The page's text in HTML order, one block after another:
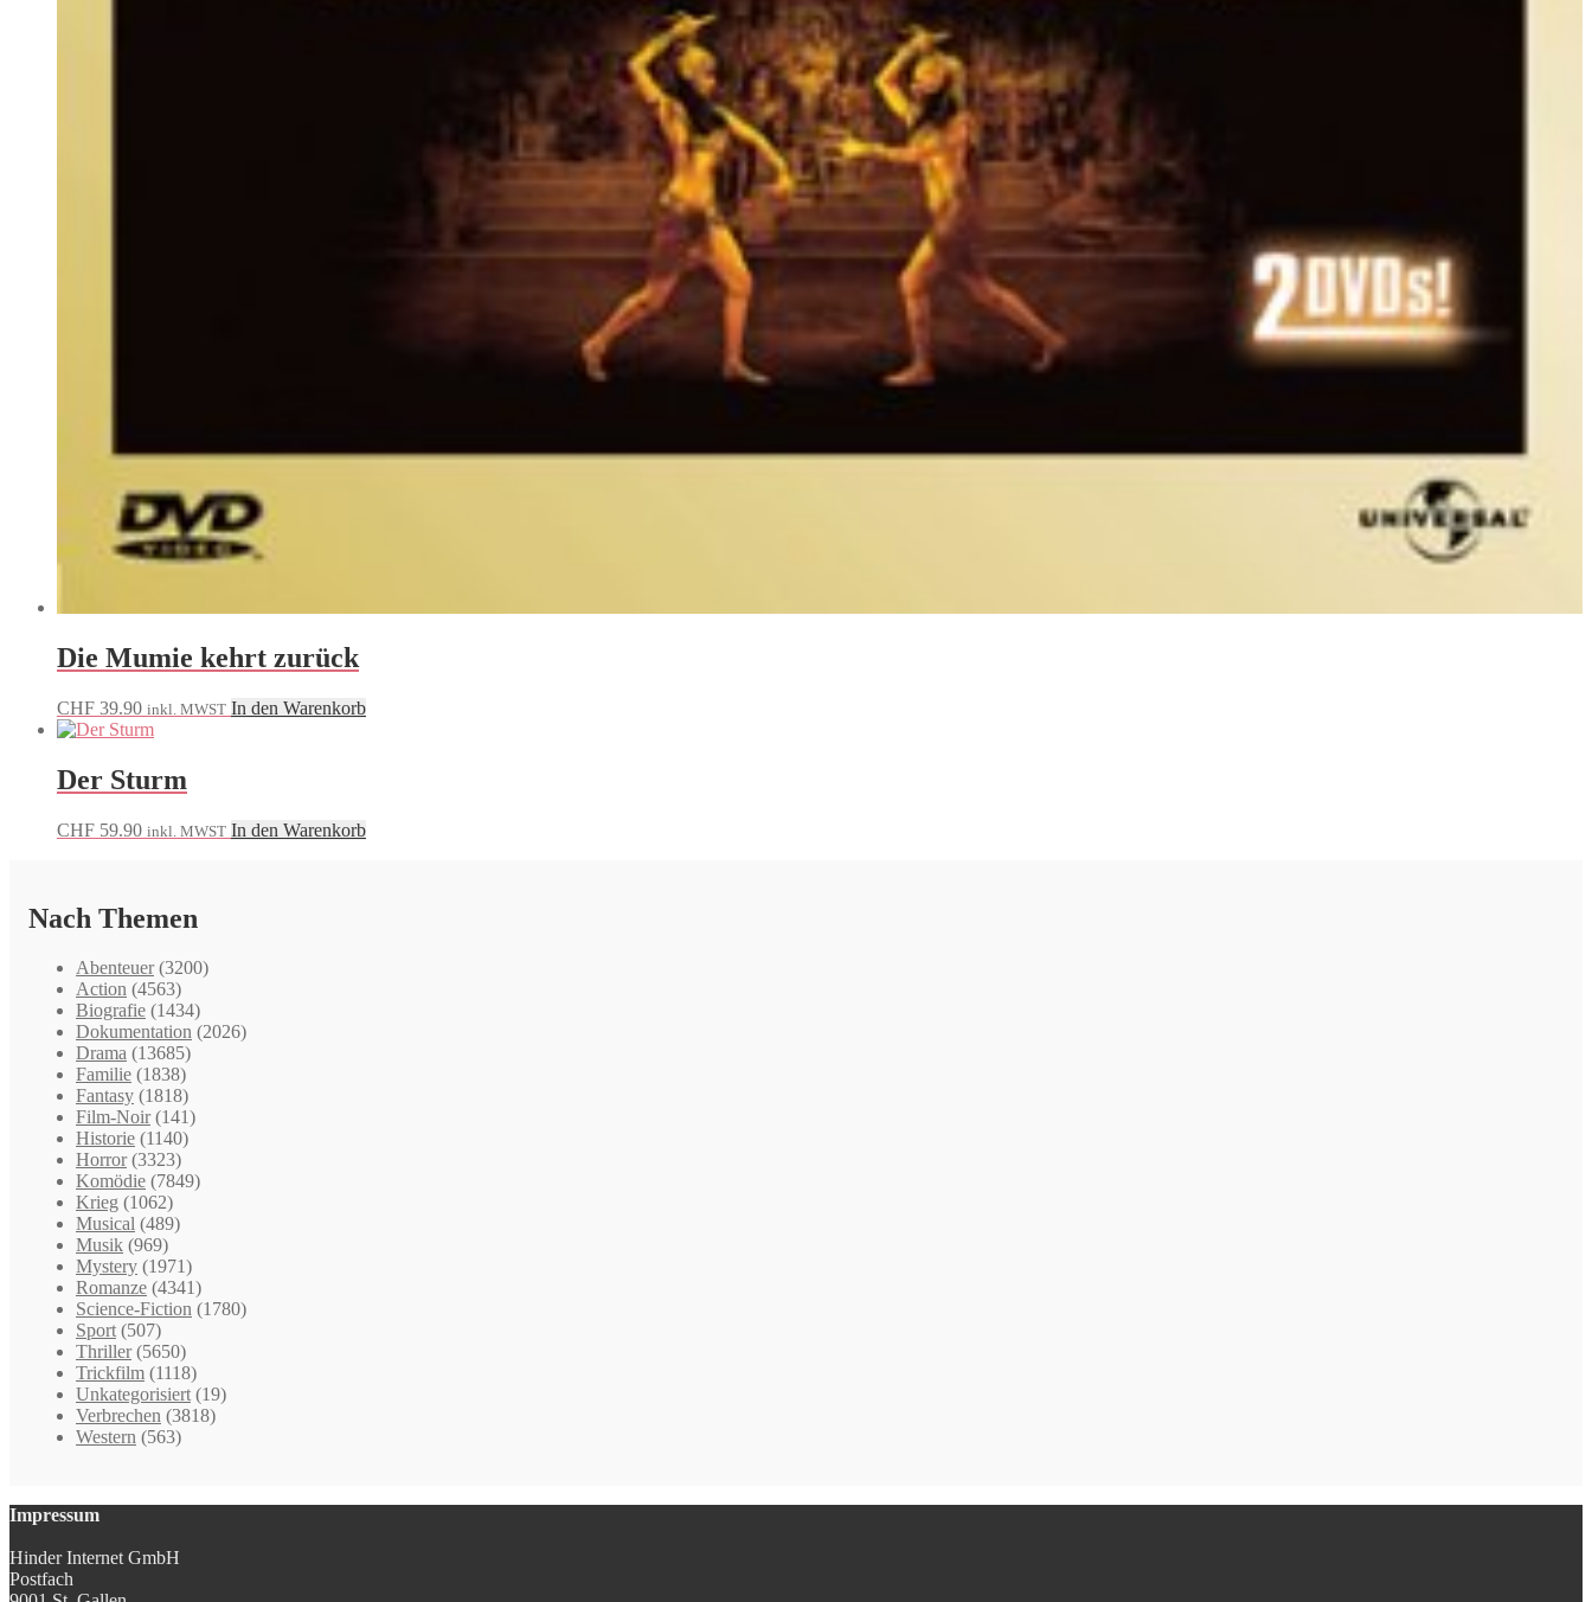
Die Mumie kehrt zurück
CHF 39.90 inkl. MWST In den Warenkorb
Der Sturm
CHF 59.90 inkl. MWST In den Warenkorb
Nach Themen
Abenteuer (3200)
Action (4563)
Biografie (1434)
Dokumentation (2026)
Drama (13685)
Familie (1838)
Fantasy (1818)
Film-Noir (141)
Historie (1140)
Horror (3323)
Komödie (7849)
Krieg (1062)
Musical (489)
Musik (969)
Mystery (1971)
Romanze (4341)
Science-Fiction (1780)
Sport (507)
Thriller (5650)
Trickfilm (1118)
Unkategorisiert (19)
Verbrechen (3818)
Western (563)
Impressum
Hinder Internet GmbH
Postfach